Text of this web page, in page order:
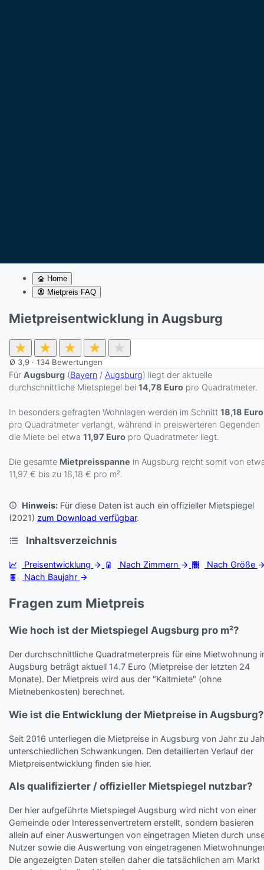
Home
Mietpreis FAQ
Mietpreisentwicklung in Augsburg
★ ★ ★ ★ ★
Ø 3,9 · 134 Bewertungen
Für Augsburg (Bayern / Augsburg) liegt der aktuelle
durchschnittliche Mietspiegel bei 14,78 Euro pro Quadratmeter.
In besonders gefragten Wohnlagen werden im Schnitt 18,18 Euro
pro Quadratmeter verlangt, während in preiswerteren Gegenden
die Miete bei etwa 11,97 Euro pro Quadratmeter liegt.
Die gesamte Mietpreisspanne in Augsburg reicht somit von
11,97 € bis zu 18,18 € pro m².
Hinweis: Für diese Daten ist auch ein offizieller Mietspiegel
(2021) zum Download verfügbar.
Inhaltsverzeichnis
Preisentwicklung Nach Zimmern
Nach Größe
Nach Baujahr
Fragen zum Mietpreis
Wie hoch ist der Mietspiegel Augsburg pro m²?
Der durchschnittliche Quadratmeterpreis für eine Mietwohnung
Augsburg beträgt aktuell 14.7 Euro (Mietpreise der letzten 24
Monate). Der Mietpreis wird aus der "Kaltmiete" (ohne
Mietnebenkosten) berechnet.
Wie ist die Entwicklung der Mietpreise in Augsburg?
Seit 2016 unterliegen die Mietpreise in Augsburg von Jahr zu
unterschiedlichen Schwankungen. Den detaillierten Verlauf der
Mietpreisentwicklung finden sie hier.
Als qualifizierter / offizieller Mietspiegel nutzbar?
Der hier aufgeführte Mietspiegel Augsburg wird nicht von einer
Gemeinde oder Interessenvertretern erstellt, sondern basieren
allein auf einer Auswertungen von eingetragen Mieten durch
Nutzer sowie die Auswertung von eingetragenen
Die angezeigten Daten stellen daher die tatsächlichen am Markt